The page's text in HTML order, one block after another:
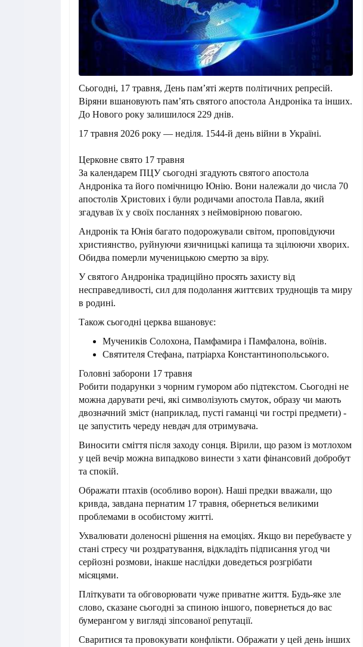
Сьогодні, 17 травня, День пам’яті жертв політичних репресій.
Віряни вшановують пам’ять святого апостола Андроніка та інших.
До Нового року залишилося 229 днів.
17 травня 2026 року — неділя. 1544-й день війни в Україні.
Церковне свято 17 травня
За календарем ПЦУ сьогодні згадують святого апостола
Андроніка та його помічницю Юнію. Вони належали до числа 70
апостолів Христових і були родичами апостола Павла, який
згадував їх у своїх посланнях з неймовірною повагою.
Андронік та Юнія багато подорожували світом, проповідуючи
християнство, руйнуючи язичницькі капища та зцілюючи хворих.
Обидва померли мученицькою смертю за віру.
У святого Андроніка традиційно просять захисту від
несправедливості, сил для подолання життєвих труднощів та миру
в родині.
Також сьогодні церква вшановує:
Мучеників Солохона, Памфамира і Памфалона, воїнів.
Святителя Стефана, патріарха Константинопольського.
Головні заборони 17 травня
Робити подарунки з чорним гумором або підтекстом. Сьогодні не
можна дарувати речі, які символізують смуток, образу чи мають
двозначний зміст (наприклад, пусті гаманці чи гострі предмети) -
це запустить череду невдач для отримувача.
Виносити сміття після заходу сонця. Вірили, що разом із мотлохом
у цей вечір можна випадково винести з хати фінансовий добробут
та спокій.
Ображати птахів (особливо ворон). Наші предки вважали, що
кривда, завдана пернатим 17 травня, обернеться великими
проблемами в особистому житті.
Ухвалювати доленосні рішення на емоціях. Якщо ви перебуваєте у
стані стресу чи роздратування, відкладіть підписання угод чи
серйозні розмови, інакше наслідки доведеться розгрібати
місяцями.
Пліткувати та обговорювати чуже приватне життя. Будь-яке зле
слово, сказане сьогодні за спиною іншого, повернеться до вас
бумерангом у вигляді зіпсованої репутації.
Сваритися та провокувати конфлікти. Ображати у цей день інших